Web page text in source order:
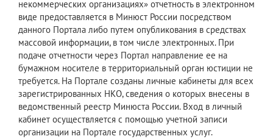
некоммерческих организациях» отчетность в электронном
виде предоставляется в Минюст России посредством
данного Портала либо путем опубликования в средствах
массовой информации, в том числе электронных. При
подаче отчетности через Портал направление ее на
бумажном носителе в территориальный орган юстиции не
требуется. На Портале созданы личные кабинеты для всех
зарегистрированных НКО, сведения о которых внесены в
ведомственный реестр Минюста России. Вход в личный
кабинет осуществляется с помощью учетной записи
организации на Портале государственных услуг.